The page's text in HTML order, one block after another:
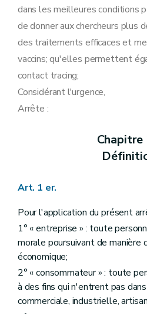
dans les meilleures conditions
de donner aux chercheurs plus
des traitements efficaces et
vaccins; qu'elles permettent
contact tracing;
Considérant l'urgence,
Arrête :
Chapitre
Art. 1 er.
Pour l'application du présent
1° « entreprise » : toute
morale poursuivant de manière
économique;
2° « consommateur » : toute
à des fins qui n'entrent pas
commerciale, industrielle,